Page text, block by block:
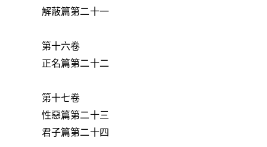
解蔽篇第二十一
第十六卷
正名篇第二十二
第十七卷
性惡篇第二十三
君子篇第二十四